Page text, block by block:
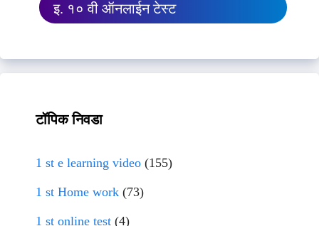
इ. १० वी ऑनलाईन टेस्ट
टॉपिक निवडा
1 st e learning video (155)
1 st Home work (73)
1 st online test (4)